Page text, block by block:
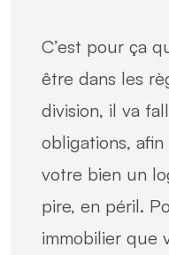
C’est pour ça
être dans les
division, il va
obligations,
votre bien un
pire, en péril.
immobilier que